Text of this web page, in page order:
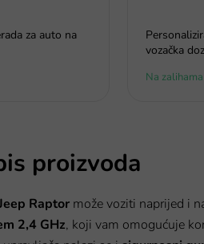
za auto na
vozačka
Na zalihama
proizvoda
Raptor može voziti naprijed i
2,4 GHz, koji vam omogućuje